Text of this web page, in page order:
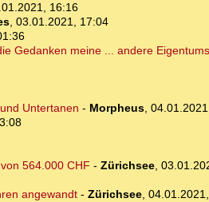
16:16
, 03.01.2021, 17:04
Gedanken meine ... andere
Untertanen - Morpheus,
564.000 CHF - Zürichsee,
angewandt- Zürichsee,